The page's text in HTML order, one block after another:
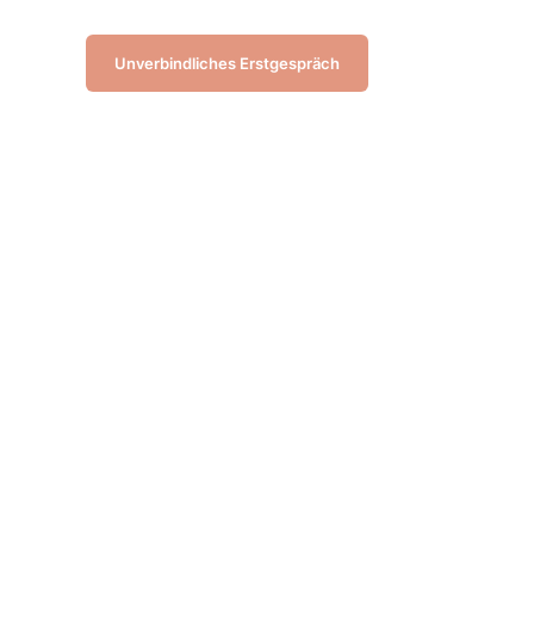
Unverbindliches Erstgespräch